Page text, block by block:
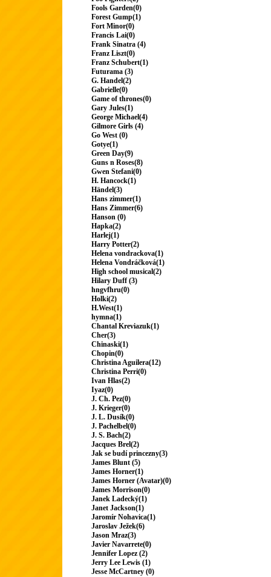
Fools Garden(0)
Forest Gump(1)
Fort Minor(0)
Francis Lai(0)
Frank Sinatra (4)
Franz Liszt(0)
Franz Schubert(1)
Futurama (3)
G. Handel(2)
Gabrielle(0)
Game of thrones(0)
Gary Jules(1)
George Michael(4)
Gilmore Girls (4)
Go West (0)
Gotye(1)
Green Day(9)
Guns n Roses(8)
Gwen Stefani(0)
H. Hancock(1)
Händel(3)
Hans zimmer(1)
Hans Zimmer(6)
Hanson (0)
Hapka(2)
Harlej(1)
Harry Potter(2)
Helena vondrackova(1)
Helena Vondráčková(1)
High school musical(2)
Hilary Duff (3)
hngvfhru(0)
Holki(2)
H.West(1)
hymna(1)
Chantal Kreviazuk(1)
Cher(3)
Chinaski(1)
Chopin(0)
Christina Aguilera(12)
Christina Perri(0)
Ivan Hlas(2)
Iyaz(0)
J. Ch. Pez(0)
J. Krieger(0)
J. L. Dusík(0)
J. Pachelbel(0)
J. S. Bach(2)
Jacques Brel(2)
Jak se budí princezny(3)
James Blunt (5)
James Horner(1)
James Horner (Avatar)(0)
James Morrison(0)
Janek Ladecký(1)
Janet Jackson(1)
Jaromír Nohavica(1)
Jaroslav Ježek(6)
Jason Mraz(3)
Javier Navarrete(0)
Jennifer Lopez (2)
Jerry Lee Lewis (1)
Jesse McCartney (0)